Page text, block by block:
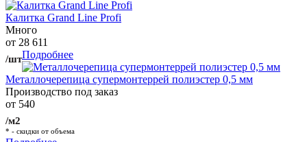
Калитка Grand Line Profi
Много
от 28 611
/штПодробнее
Металлочерепица супермонтеррей полиэстер 0,5 мм
Производство под заказ
от 540
/м2
* - скидки от объема